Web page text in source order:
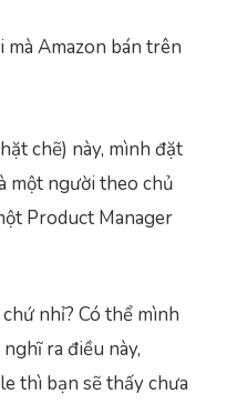
Amazon bán trên
chẽ) này, mình đặt
một người theo chủ
Product Manager
nhỉ? Có thể mình
ra điều này,
thì bạn sẽ thấy chưa